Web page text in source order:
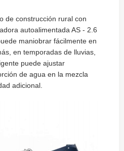
de construcción rural con
autoalimentada AS - 2.6
maniobrar fácilmente en
en temporadas de lluvias,
puede ajustar
de agua en la mezcla
adicional.